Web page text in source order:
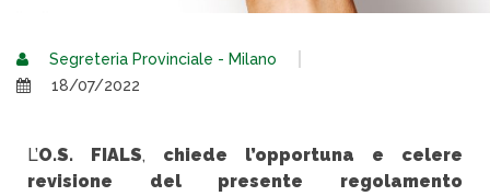
Segreteria Provinciale - Milano
18/07/2022
L’O.S. FIALS, chiede l’opportuna e celere
revisione del presente regolamento